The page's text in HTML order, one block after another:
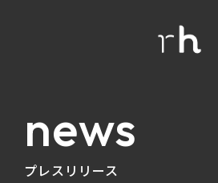
news
プレスリリース